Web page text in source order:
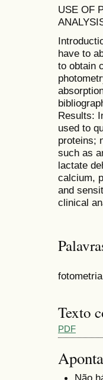
USE OF
have to
to obtain
Results:
used to
proteins;
such as
lactate
calcium,
and
clinical
Texto
PDF